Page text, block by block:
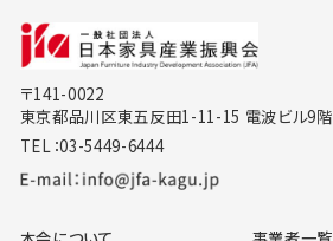
〒141-0022
東京都品川区東五反田1-11-15 電波ビル9階
TEL：03-5449-6444